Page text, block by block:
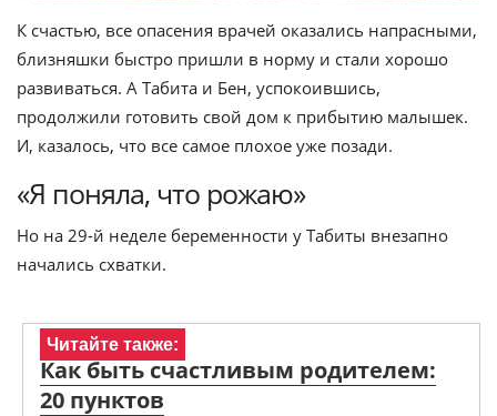
К счастью, все опасения врачей оказались напрасными,
близняшки быстро пришли в норму и стали хорошо
развиваться. А Табита и Бен, успокоившись,
продолжили готовить свой дом к прибытию малышек.
И, казалось, что все самое плохое уже позади.
«Я поняла, что рожаю»
Но на 29-й неделе беременности у Табиты внезапно
начались схватки.
Читайте также:
Как быть счастливым родителем:
20 пунктов